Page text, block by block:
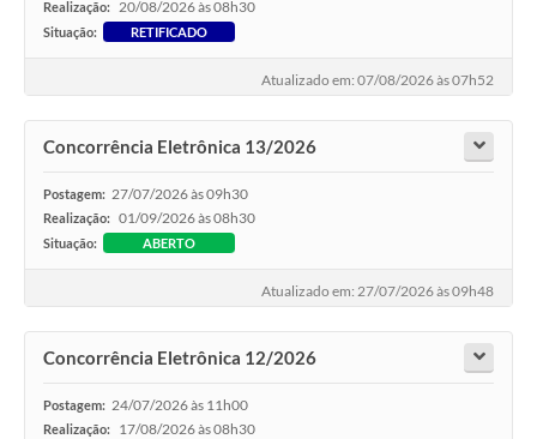
Realização: 20/08/2026 às 08h30
Situação: RETIFICADO
Atualizado em: 07/08/2026 às 07h52
Concorrência Eletrônica 13/2026
Postagem: 27/07/2026 às 09h30
Realização: 01/09/2026 às 08h30
Situação: ABERTO
Atualizado em: 27/07/2026 às 09h48
Concorrência Eletrônica 12/2026
Postagem: 24/07/2026 às 11h00
Realização: 17/08/2026 às 08h30